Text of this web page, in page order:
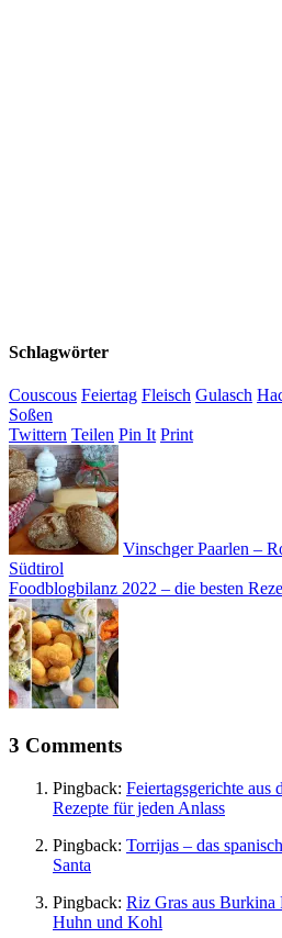
Schlagwörter
Couscous Feiertag Fleisch Gulasch
Soßen
Twittern Teilen Pin It Print
Vinschger Paarlen –
Südtirol
Foodblogbilanz 2022 – die besten
3 Comments
Pingback: Feiertagsgerichte aus
Rezepte für jeden Anlass
Pingback: Torrijas – das
Santa
Pingback: Riz Gras aus Burkina
Huhn und Kohl